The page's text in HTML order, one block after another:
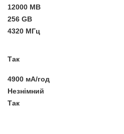
12000 MB
256 GB
4320 МГц
Так
4900 мА/год
Незнімний
Так